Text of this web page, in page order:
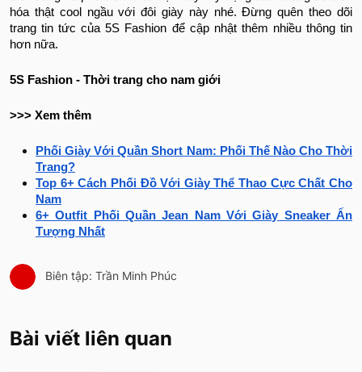
hóa thật cool ngầu với đôi giày này nhé. Đừng quên theo dõi
trang tin tức của 5S Fashion để cập nhật thêm nhiều thông tin
hơn nữa.
5S Fashion - Thời trang cho nam giới
>>> Xem thêm
Phối Giày Với Quần Short Nam: Phối Thế Nào Cho Thời
Trang?
Top 6+ Cách Phối Đồ Với Giày Thể Thao Cực Chất Cho
Nam
6+ Outfit Phối Quần Jean Nam Với Giày Sneaker Ấn
Tượng Nhất
Biên tập: Trần Minh Phúc
Bài viết liên quan